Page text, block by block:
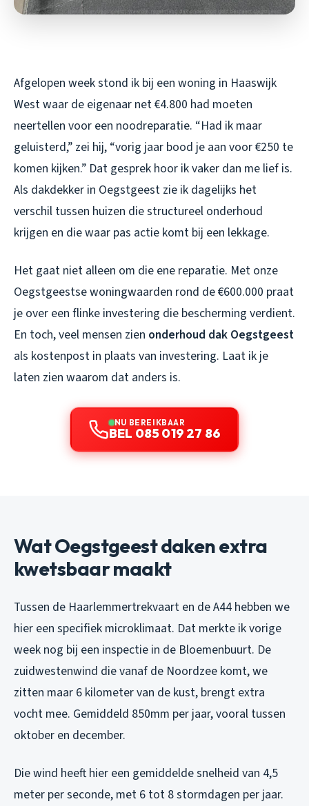
Afgelopen week stond ik bij een woning in Haaswijk
West waar de eigenaar net €4.800 had moeten
neertellen voor een noodreparatie. “Had ik maar
geluisterd,” zei hij, “vorig jaar bood je aan voor €250 te
komen kijken.” Dat gesprek hoor ik vaker dan me lief is.
Als dakdekker in Oegstgeest zie ik dagelijks het
verschil tussen huizen die structureel onderhoud
krijgen en die waar pas actie komt bij een lekkage.
Het gaat niet alleen om die ene reparatie. Met onze
Oegstgeestse woningwaarden rond de €600.000 praat
je over een flinke investering die bescherming verdient.
En toch, veel mensen zien onderhoud dak Oegstgeest
als kostenpost in plaats van investering. Laat ik je
laten zien waarom dat anders is.
NU BEREIKBAAR
BEL 085 019 27 86
Wat Oegstgeest daken extra
kwetsbaar maakt
Tussen de Haarlemmertrekvaart en de A44 hebben we
hier een specifiek microklimaat. Dat merkte ik vorige
week nog bij een inspectie in de Bloemenbuurt. De
zuidwestenwind die vanaf de Noordzee komt, we
zitten maar 6 kilometer van de kust, brengt extra
vocht mee. Gemiddeld 850mm per jaar, vooral tussen
oktober en december.
Die wind heeft hier een gemiddelde snelheid van 4,5
meter per seconde, met 6 tot 8 stormdagen per jaar.